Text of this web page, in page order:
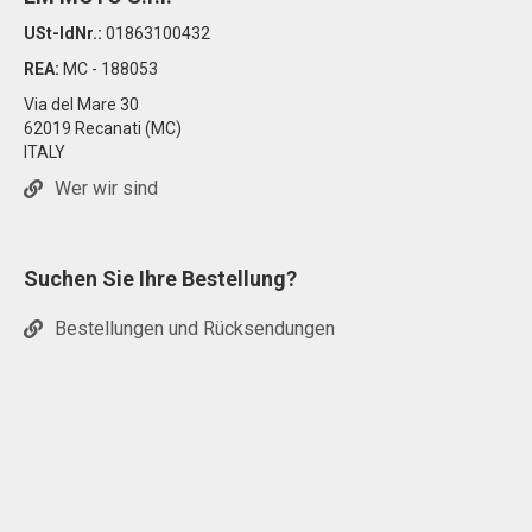
USt-IdNr.: 01863100432
REA: MC - 188053
Via del Mare 30
62019 Recanati (MC)
ITALY
Wer wir sind
Suchen Sie Ihre Bestellung?
Bestellungen und Rücksendungen